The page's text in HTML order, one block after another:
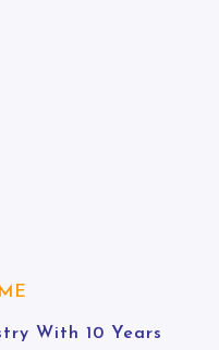
With 10 Years